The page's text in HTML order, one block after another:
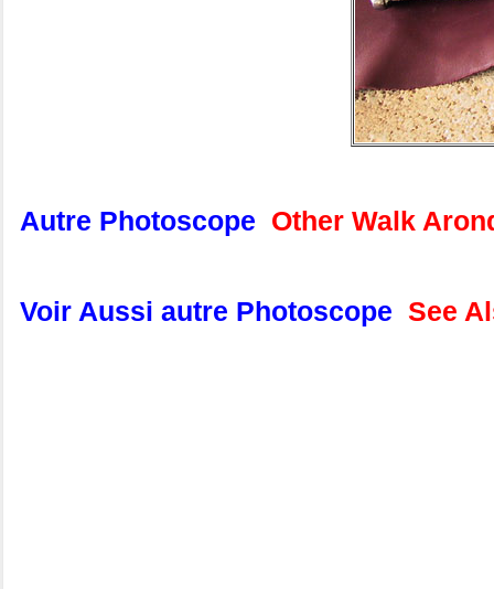
Autre Photoscope Other Walk
Voir Aussi autre Photoscope See